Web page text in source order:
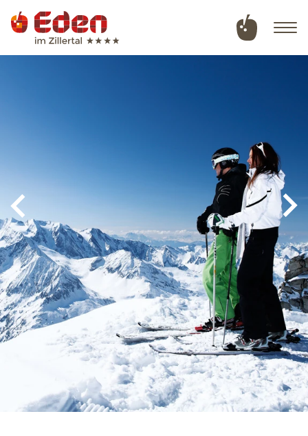
Zimmer & Angebote
Wellness & Naturbadeteich
Sommer in Tux
Winter in Tux
Das Zillertal